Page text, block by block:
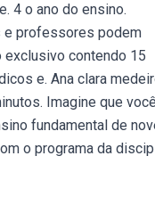
4 o ano do ensino.
e professores podem
exclusivo contendo 15
e. Ana clara
Imagine que
fundamental de
o programa da